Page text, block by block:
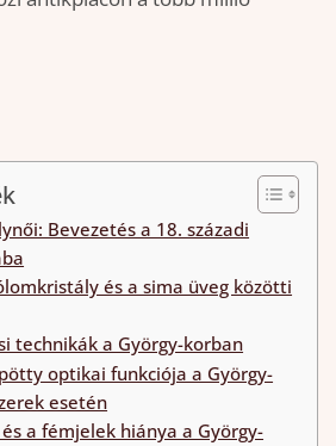
Bevezetés a 18. századi
és a sima üveg közötti
technikák a György-korban
optikai funkciója a György-
esetén
a fémjelek hiánya a György-